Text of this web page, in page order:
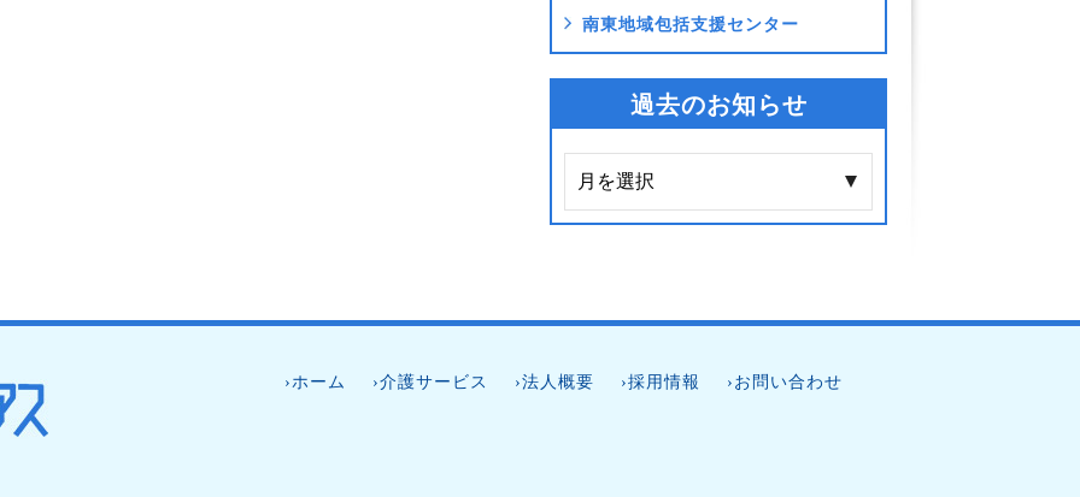
南東地域包括支援センター
過去のお知らせ
›ホーム ›介護サービス ›法人概要 ›採用情報 ›お問い合わせ